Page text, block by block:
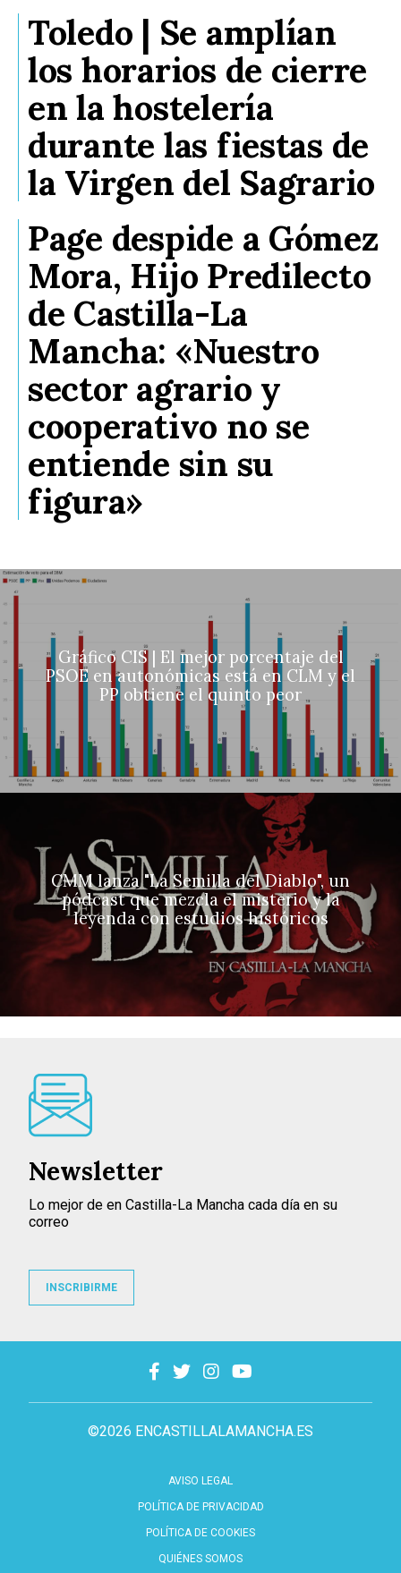
Toledo | Se amplían
los horarios de cierre
en la hostelería
durante las fiestas de
la Virgen del Sagrario
Page despide a Gómez
Mora, Hijo Predilecto
de Castilla-La
Mancha: «Nuestro
sector agrario y
cooperativo no se
entiende sin su
figura»
Gráfico CIS | El mejor porcentaje del
PSOE en autonómicas está en CLM y el
PP obtiene el quinto peor
CMM lanza "La Semilla del Diablo", un
pódcast que mezcla el misterio y la
leyenda con estudios históricos
©2026 ENCASTILLALAMANCHA.ES
AVISO LEGAL
POLÍTICA DE PRIVACIDAD
POLÍTICA DE COOKIES
QUIÉNES SOMOS
Newsletter
Lo mejor de en Castilla-La Mancha cada día en su
correo
INSCRIBIRME